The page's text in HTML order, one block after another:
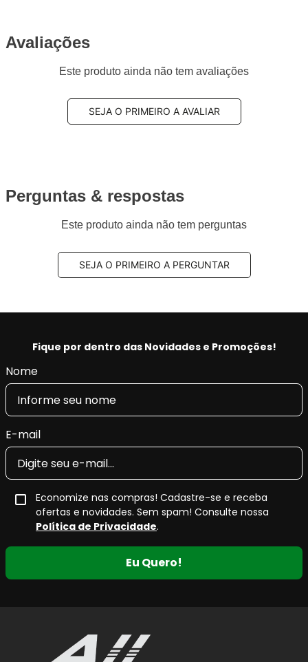
Avaliações
Este produto ainda não tem avaliações
SEJA O PRIMEIRO A AVALIAR
Perguntas & respostas
Este produto ainda não tem perguntas
SEJA O PRIMEIRO A PERGUNTAR
Fique por dentro das Novidades e Promoções!
Nome
E-mail
Economize nas compras! Cadastre-se e receba
ofertas e novidades. Sem spam! Consulte nossa
Política de Privacidade.
Eu Quero!